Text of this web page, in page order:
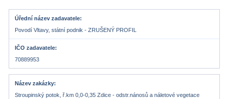
Úřední název zadavatele
Povodí Vltavy, státní podnik - ZRUŠENÝ PROFIL
IČO zadavatele
70889953
Název zakázky
Stroupinský potok, ř.km 0,0-0,35 Zdice - odstr.nánosů a náletové vegetace